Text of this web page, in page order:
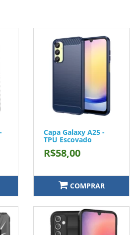
Capa Galaxy A25 -
TPU Escovado
R$58,00
COMPRAR